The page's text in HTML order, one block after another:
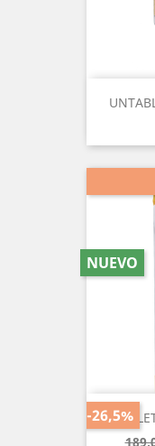
-26,5%
NUEVO